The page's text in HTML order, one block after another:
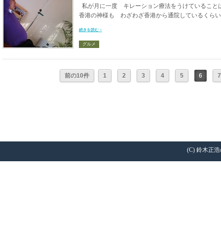
私が月に一度 キレーション療法をうけていること
香港の神様も わざわざ香港から通院しているくら
続きを読む >
グルメ
前の10件 1 2 3 4 5 6 7
(C) 鈴木正